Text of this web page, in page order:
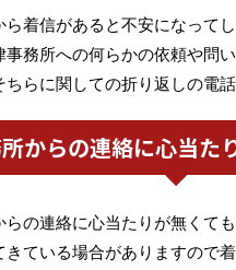
着信があると不安になってし
事務所への何らかの依頼や問
らに関しての折り返しの電話
からの連絡に心当た
らの連絡に心当たりが無くて
ている場合がありますので